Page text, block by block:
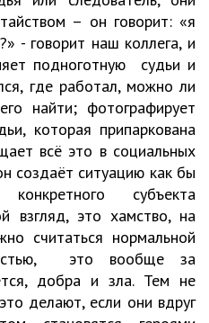
– он говорит: «я
- говорит наш коллега, и
подноготную судьи и
где работал, можно ли
найти; фотографирует
которая припаркована
всё это в социальных
создаёт ситуацию как бы
субъекта
взгляд, это хамство, на
считаться нормальной
это вообще за
добра и зла. Тем не
делают, если они вдруг